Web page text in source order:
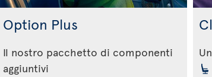
Option Plus
Il nostro pacchetto di componenti
aggiuntivi